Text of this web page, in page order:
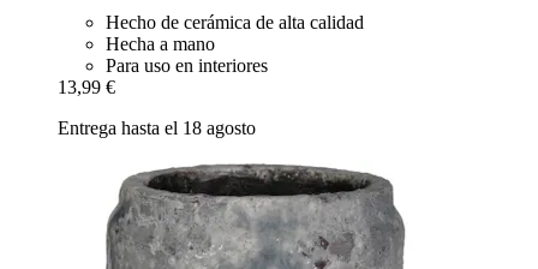
Hecho de cerámica de alta calidad
Hecha a mano
Para uso en interiores
13,99 €
Entrega hasta el 18 agosto